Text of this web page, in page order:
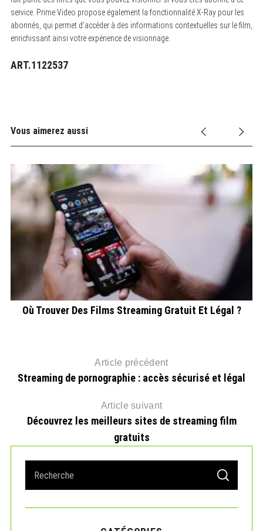
service. Prime Video propose également la fonctionnalité X-Ray pour les
abonnés, qui permet d’accéder à des informations contextuelles sur le film,
enrichissant ainsi votre expérience de visionnage.
ART.1122537
Vous aimerez aussi
Où Trouver Des Films Streaming Gratuit Et Légal ?
Article précédent
Streaming de pornographie : accès sécurisé et légal
Article suivant
Découvrez les meilleurs sites de streaming film
gratuits
r
S
A
C